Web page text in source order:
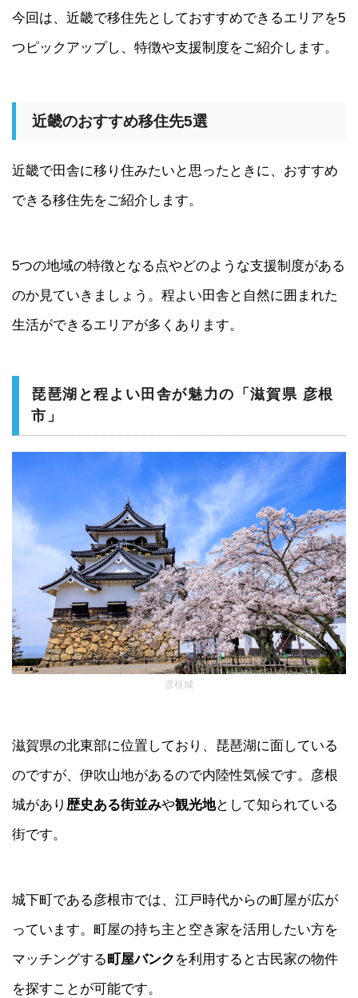
今回は、近畿で移住先としておすすめできるエリアを5
つピックアップし、特徴や支援制度をご紹介します。
近畿のおすすめ移住先5選
近畿で田舎に移り住みたいと思ったときに、おすすめ
できる移住先をご紹介します。
5つの地域の特徴となる点やどのような支援制度がある
のか見ていきましょう。程よい田舎と自然に囲まれた
生活ができるエリアが多くあります。
琵琶湖と程よい田舎が魅力の「滋賀県 彦根
市」
彦根城
滋賀県の北東部に位置しており、琵琶湖に面している
のですが、伊吹山地があるので内陸性気候です。彦根
城があり 歴史ある街並みや観光地として知られている
街です。
城下町である彦根市では、江戸時代からの町屋が広が
っています。町屋の持ち主と空き家を活用したい方を
マッチングする 町屋バンク を利用すると古民家の物件
を探すことが可能です。